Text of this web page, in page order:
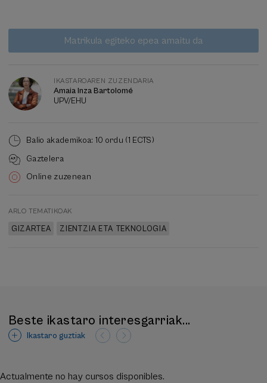
Data gaindituta
Matrikula egiteko epea amaitu da
IKASTAROAREN ZUZENDARIA
Amaia Inza Bartolomé
UPV/EHU
Balio akademikoa: 10 ordu (1 ECTS)
Gaztelera
Online zuzenean
ARLO TEMATIKOAK
GIZARTEA ZIENTZIA ETA TEKNOLOGIA
Beste ikastaro interesgarriak...
Ikastaro guztiak
Actualmente no hay cursos disponibles.